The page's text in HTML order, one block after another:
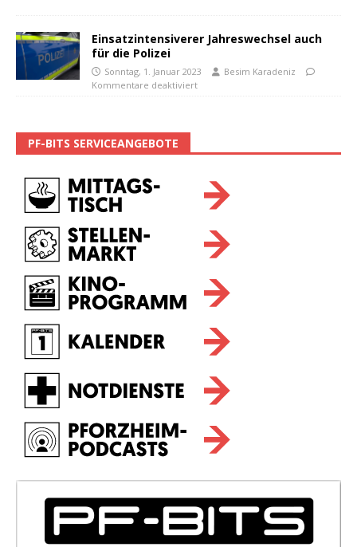
Einsatzintensiverer Jahreswechsel auch
für die Polizei
Sonntag, 1. Januar 2023
Besim Karadeniz
Kommentare deaktiviert
PF-BITS SERVICEANGEBOTE